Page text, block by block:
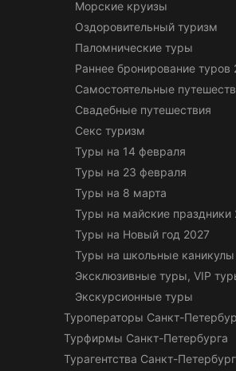
Морские круизы
Оздоровительный туризм
Паломнические туры
Раннее бронирование туров
Самостоятельные
Свадебные путешествия
Секс туризм
Туры на 14 февраля
Туры на 23 февраля
Туры на 8 марта
Туры на майские праздники
Туры на Новый год 2027
Туры на школьные каникулы
Эксклюзивные туры, VIP
Экскурсионные туры
Туроператоры Санкт-
Турфирмы Санкт-Петербурга
Турагентства Санкт-